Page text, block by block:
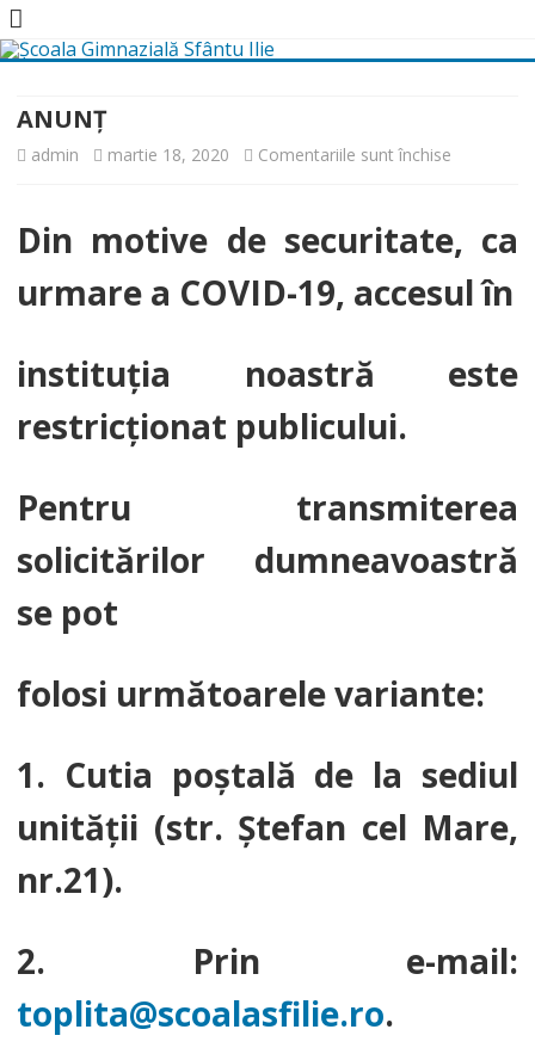
Skip
ANUNȚ
admin martie 18, 2020 Comentariile sunt închise
Din motive de securitate, ca
urmare a COVID-19, accesul în
instituția noastră este
restricționat publicului.
Pentru transmiterea
solicitărilor dumneavoastră
se pot
folosi următoarele variante:
1. Cutia poştală de la sediul
unității (str. Ştefan cel Mare,
nr.21).
2. Prin e-mail:
toplita@scoalasfilie.ro.